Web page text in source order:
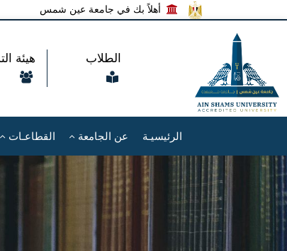
أهلاً بك في جامعة عين شمس
الطلاب هيئة
الرئيسيـة عن الجامعة القطاعـات